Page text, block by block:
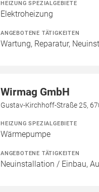
HEIZUNG SPEZIALGEBIETE
Elektroheizung
ANGEBOTENE TÄTIGKEITEN
Wartung, Reparatur,
Wirmag GmbH
Gustav-Kirchhoff-Straße 25,
HEIZUNG SPEZIALGEBIETE
Wärmepumpe
ANGEBOTENE TÄTIGKEITEN
Neuinstallation / Einbau,